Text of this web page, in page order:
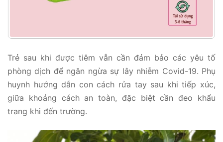
Trẻ sau khi được tiêm vẫn cần đảm bảo các yêu tố
phòng dịch để ngăn ngừa sự lây nhiễm Covid-19. Phụ
huynh hướng dẫn con cách rửa tay sau khi tiếp xúc,
giữa khoảng cách an toàn, đặc biệt cần đeo khẩu
trang khi đến trường.